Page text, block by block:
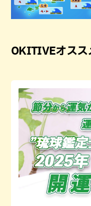
OKITIVEオスス